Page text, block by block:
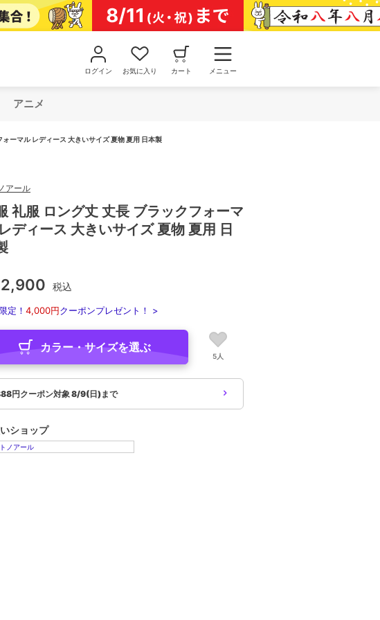
ログイン お気に入り カート メニュー
アニメ
ーマル レディース 大きいサイズ 夏物 夏用 日本製
アール
礼服 ロング丈 丈長 ブラックフォーマ
ディース 大きいサイズ 夏物 夏用 日
税込
定！ 4,000円クーポンプレゼント！ >
カラー・サイズを選ぶ
5人
円クーポン対象 8/9(日)まで
ショップ